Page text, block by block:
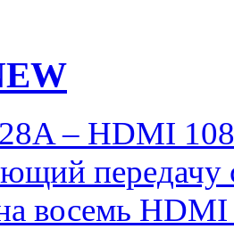
– HDMI
передачу
восемь